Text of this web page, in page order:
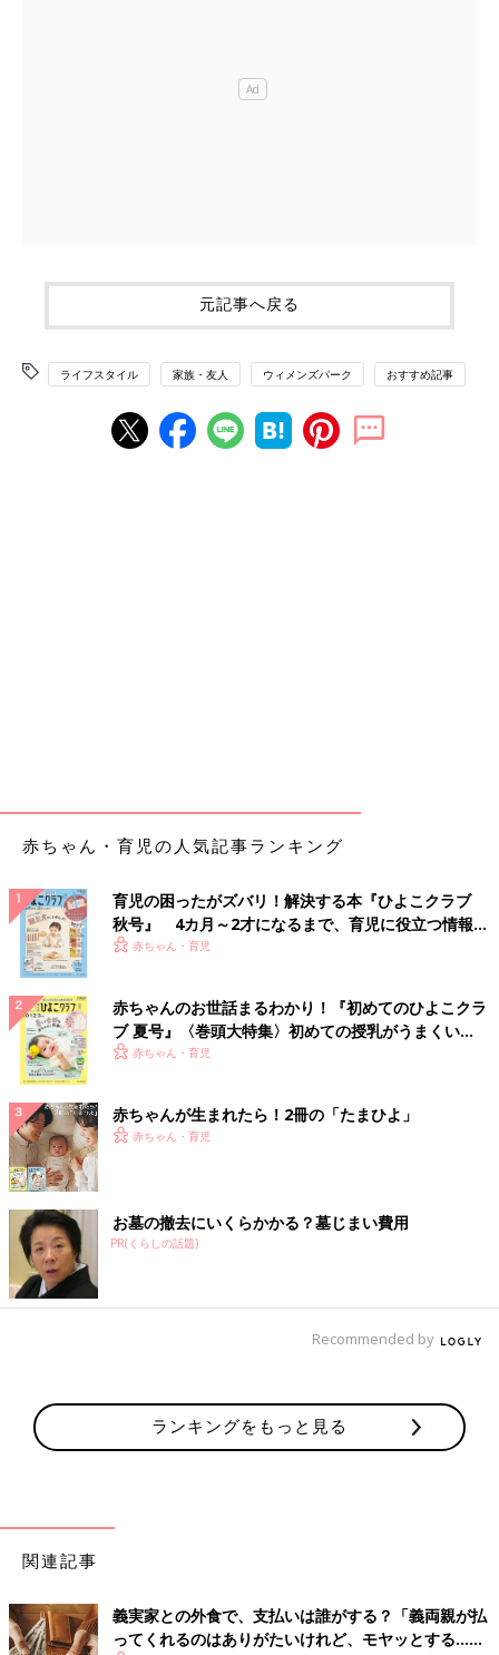
元記事へ戻る
ライフスタイル 家族・友人 ウィメンズパーク おすすめ記事
赤ちゃん・育児の人気記事ランキング
育児の困ったがズバリ！解決する本『ひよこクラブ
秋号』 4カ月～2才になるまで、育児に役立つ情報が
いっぱい！
赤ちゃん・育児
赤ちゃんのお世話まるわかり！『初めてのひよこクラ
ブ 夏号』〈巻頭大特集〉初めての授乳がうまくい
く！ おっぱい・ミルクの基本と夏のトラブル 解決テ
赤ちゃん・育児
赤ちゃんが生まれたら！2冊の「たまひよ」
赤ちゃん・育児
お墓の撤去にいくらかかる？墓じまい費用
PR(くらしの話題)
Recommended by
ランキングをもっと見る
関連記事
義実家との外食で、支払いは誰がする？「義両親が払
ってくれるのはありがたいけれど、モヤッとする…」